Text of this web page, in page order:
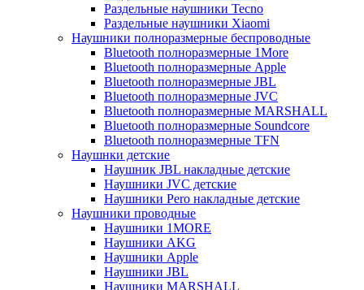
Раздельные наушники Tecno
Раздельные наушники Xiaomi
Наушники полноразмерные беспроводные
Bluetooth полноразмерные 1More
Bluetooth полноразмерные Apple
Bluetooth полноразмерные JBL
Bluetooth полноразмерные JVC
Bluetooth полноразмерные MARSHALL
Bluetooth полноразмерные Soundcore
Bluetooth полноразмерные TFN
Наушнки детские
Наушник JBL накладные детские
Наушники JVC детские
Наушники Pero накладные детские
Наушники проводные
Наушники 1MORE
Наушники AKG
Наушники Apple
Наушники JBL
Наушники MARSHALL